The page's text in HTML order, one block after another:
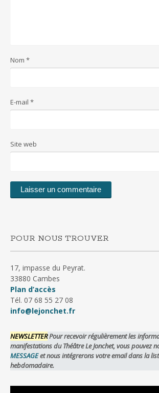
Nom *
E-mail *
Site web
POUR NOUS TROUVER
17, impasse du Peyrat.
33880 Cambes
Plan d’accès
Tél. 07 68 55 27 08
info@lejonchet.fr
NEWSLETTERPour recevoir régulièrement les
manifestations du Théâtre Le Jonchet, vous pouvez
MESSAGEet nous intégrerons votre email dans la
hebdomadaire.